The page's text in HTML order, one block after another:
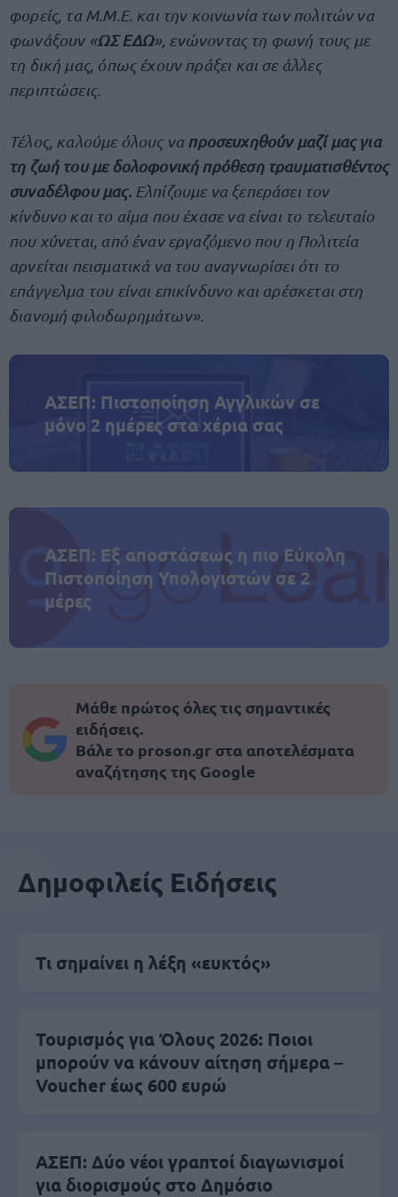
φορείς, τα Μ.Μ.Ε. και την κοινωνία των πολιτών να
φωνάξουν «ΩΣ ΕΔΩ», ενώνοντας τη φωνή τους με
τη δική μας, όπως έχουν πράξει και σε άλλες
περιπτώσεις.
Τέλος, καλούμε όλους να προσευχηθούν μαζί μας για
τη ζωή του με δολοφονική πρόθεση τραυματισθέντος
συναδέλφου μας. Ελπίζουμε να ξεπεράσει τον
κίνδυνο και το αίμα που έχασε να είναι το τελευταίο
που χύνεται, από έναν εργαζόμενο που η Πολιτεία
αρνείται πεισματικά να του αναγνωρίσει ότι το
επάγγελμα του είναι επικίνδυνο και αρέσκεται στη
διανομή φιλοδωρημάτων».
ΑΣΕΠ: Πιστοποίηση Αγγλικών σε
μόνο 2 ημέρες στα χέρια σας
ΑΣΕΠ: Εξ αποστάσεως η πιο Εύκολη
Πιστοποίηση Υπολογιστών σε 2
μέρες
Μάθε πρώτος όλες τις σημαντικές
ειδήσεις.
Βάλε το proson.gr στα αποτελέσματα
αναζήτησης της Google
Δημοφιλείς Ειδήσεις
Τι σημαίνει η λέξη «ευκτός»
Τουρισμός για Όλους 2026: Ποιοι
μπορούν να κάνουν αίτηση σήμερα –
Voucher έως 600 ευρώ
ΑΣΕΠ: Δύο νέοι γραπτοί διαγωνισμοί
για διορισμούς στο Δημόσιο